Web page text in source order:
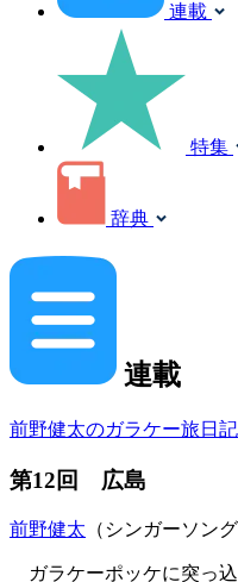
連載
特集
辞典
連載
前野健太のガラケー旅日記
第12回 広島
前野健太 （シンガーソン
ガラケーポッケに突っ